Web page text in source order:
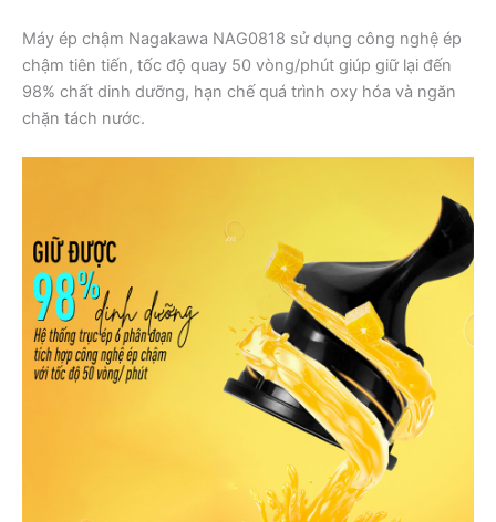
Máy ép chậm Nagakawa NAG0818 sử dụng công nghệ ép
chậm tiên tiến, tốc độ quay 50 vòng/phút giúp giữ lại đến
98% chất dinh dưỡng, hạn chế quá trình oxy hóa và ngăn
chặn tách nước.